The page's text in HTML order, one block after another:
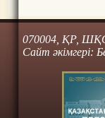
070004, ҚР, ШҚО
Сайт әкімгері: